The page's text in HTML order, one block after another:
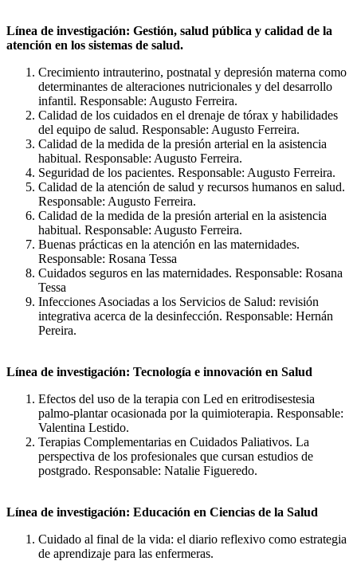
Línea de investigación: Gestión, salud pública y calidad de la
atención en los sistemas de salud.
Crecimiento intrauterino, postnatal y depresión materna como
determinantes de alteraciones nutricionales y del desarrollo
infantil. Responsable: Augusto Ferreira.
Calidad de los cuidados en el drenaje de tórax y habilidades
del equipo de salud. Responsable: Augusto Ferreira.
Calidad de la medida de la presión arterial en la asistencia
habitual. Responsable: Augusto Ferreira.
Seguridad de los pacientes. Responsable: Augusto Ferreira.
Calidad de la atención de salud y recursos humanos en salud.
Responsable: Augusto Ferreira.
Calidad de la medida de la presión arterial en la asistencia
habitual. Responsable: Augusto Ferreira.
Buenas prácticas en la atención en las maternidades.
Responsable: Rosana Tessa
Cuidados seguros en las maternidades. Responsable: Rosana
Tessa
Infecciones Asociadas a los Servicios de Salud: revisión
integrativa acerca de la desinfección. Responsable: Hernán
Pereira.
Línea de investigación: Tecnología e innovación en Salud
Efectos del uso de la terapia con Led en eritrodisestesia
palmo-plantar ocasionada por la quimioterapia. Responsable:
Valentina Lestido.
Terapias Complementarias en Cuidados Paliativos. La
perspectiva de los profesionales que cursan estudios de
postgrado. Responsable: Natalie Figueredo.
Línea de investigación: Educación en Ciencias de la Salud
Cuidado al final de la vida: el diario reflexivo como estrategia
de aprendizaje para las enfermeras.